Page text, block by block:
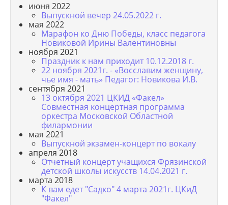
июня 2022
Выпускной вечер 24.05.2022 г.
мая 2022
Марафон ко Дню Победы, класс педагога
Новиковой Ирины Валентиновны
ноября 2021
Праздник к нам приходит 10.12.2018 г.
22 ноября 2021г. - «Восславим женщину,
чье имя - мать» Педагог: Новикова И.В.
сентября 2021
13 октября 2021 ЦКИД «Факел»
Совместная концертная программа
оркестра Московской Областной
филармонии
мая 2021
Выпускной экзамен-концерт по вокалу
апреля 2018
Отчетный концерт учащихся Фрязинской
детской школы искусств 14.04.2021 г.
марта 2018
К вам едет "Садко" 4 марта 2021г. ЦКиД
"Факел"